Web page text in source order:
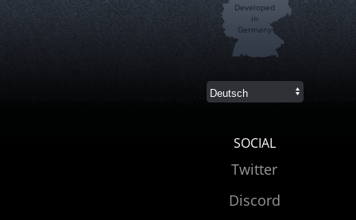
Developed
in
Germany
SOCIAL
Twitter
Discord